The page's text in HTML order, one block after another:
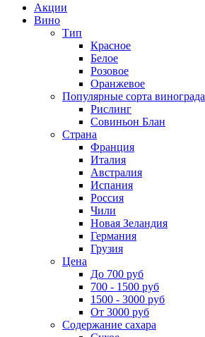
Акции
Вино
Тип
Красное
Белое
Розовое
Оранжевое
Популярные сорта винограда
Рислинг
Совиньон Блан
Страна
Франция
Италия
Австралия
Испания
Россия
Чили
Новая Зеландия
Германия
Грузия
Цена
До 700 руб
700 - 1500 руб
1500 - 3000 руб
От 3000 руб
Содержание сахара